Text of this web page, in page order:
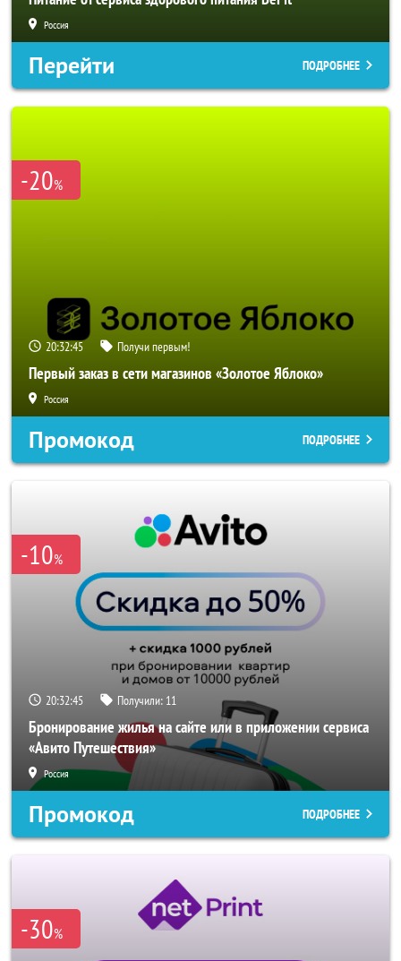
Россия
Перейти ПОДРОБНЕЕ
-20%
20:32:43 Получи первым!
Первый заказ в сети магазинов «Золотое Яблоко»
Россия
Промокод ПОДРОБНЕЕ
-10%
20:32:43 Получили: 11
Бронирование жилья на сайте или в приложении сервиса
«Авито Путешествия»
Россия
Промокод ПОДРОБНЕЕ
-30%